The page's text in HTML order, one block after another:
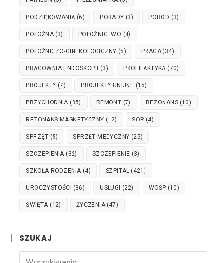
PODZIĘKOWANIA (6) PORADY (3) PORÓD (3)
POŁOŻNA (3) POŁOŻNICTWO (4)
POŁOŻNICZO-GINEKOLOGICZNY (5) PRACA (34)
PRACOWNIA ENDOSKOPII (3) PROFILAKTYKA (70)
PROJEKTY (7) PROJEKTY UNIJNE (15)
PRZYCHODNIA (85) REMONT (7) REZONANS (10)
REZONANS MAGNETYCZNY (12) SOR (4)
SPRZĘT (5) SPRZĘT MEDYCZNY (25)
SZCZEPIENIA (32) SZCZEPIENIE (3)
SZKOŁA RODZENIA (4) SZPITAL (421)
UROCZYSTOŚCI (36) USŁUGI (22) WOŚP (10)
ŚWIĘTA (12) ŻYCZENIA (47)
SZUKAJ